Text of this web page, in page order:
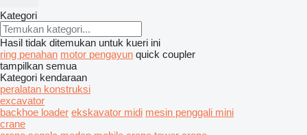
Kategori
Hasil tidak ditemukan untuk kueri ini
ring penahan motor pengayun quick coupler
tampilkan semua
Kategori kendaraan
peralatan konstruksi
excavator
backhoe loader ekskavator midi mesin penggali mini
crane